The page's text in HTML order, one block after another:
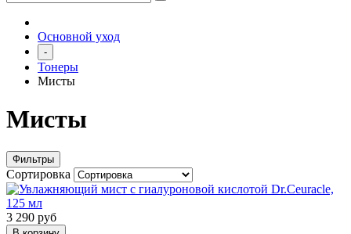
Основной уход
-
Тонеры
Мисты
Мисты
Фильтры
Сортировка
3 290 руб